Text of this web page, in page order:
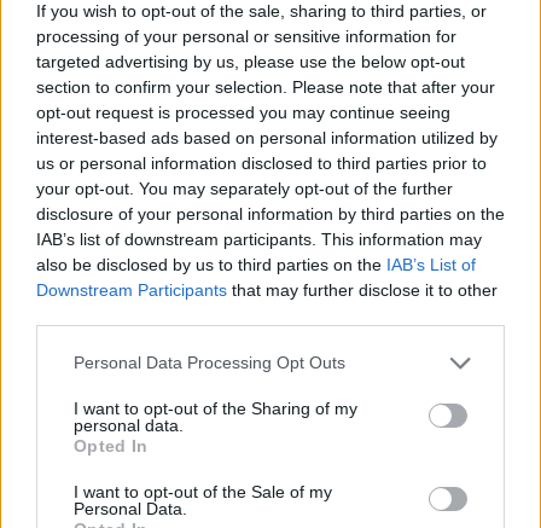
If you wish to opt-out of the sale, sharing to third parties, or
processing of your personal or sensitive information for
targeted advertising by us, please use the below opt-out
section to confirm your selection. Please note that after your
opt-out request is processed you may continue seeing
interest-based ads based on personal information utilized by
us or personal information disclosed to third parties prior to
your opt-out. You may separately opt-out of the further
disclosure of your personal information by third parties on the
IAB’s list of downstream participants. This information may
also be disclosed by us to third parties on the IAB’s List of
Downstream Participants that may further disclose it to other
Personal Data Processing Opt Outs
I want to opt-out of the Sharing of my
personal data.
Opted In
I want to opt-out of the Sale of my
Personal Data.
kroky |Předmět:. 01.02.21 00:18:49
Obsah příspěvku byl smazán.
kroky |Předmět:.. 01.02.21 00:18:19
Obsah příspěvku byl smazán.
|Předmět:RE: RE: RE: RE: RE:
RE: RE: ...
31.01.21 22:28:27
Reakce na příspěvek
#205
Obsah příspěvku byl smazán.